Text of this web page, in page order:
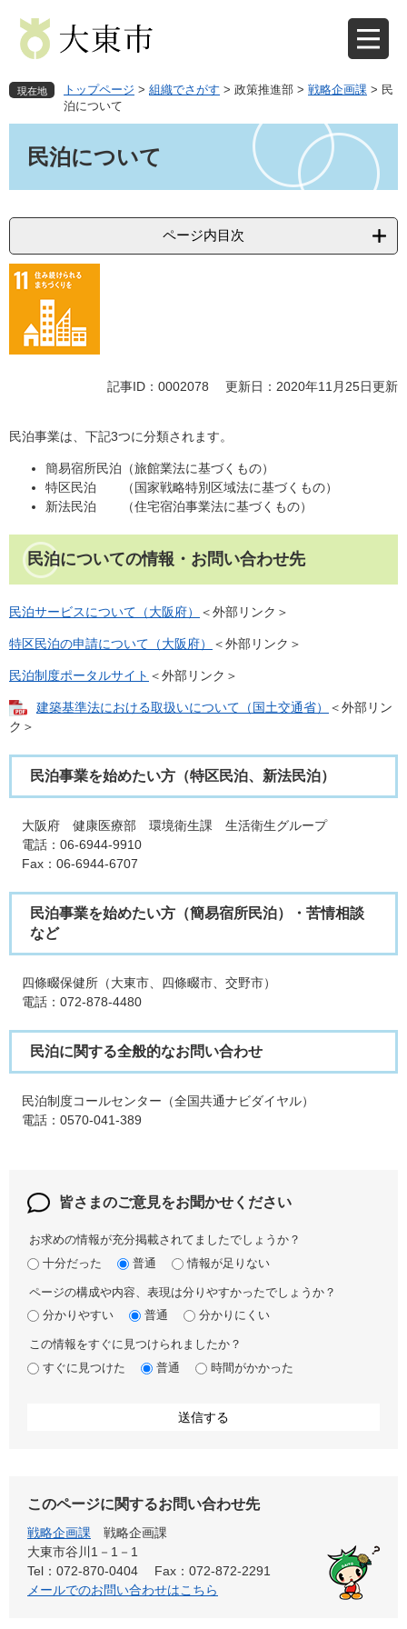
先
で
を
ば
へ
現在地 トップページ > 組織でさがす > 政策推進部 > 戦略企画課 > 民
泊について
民泊について
ページ内目次
記事ID：0002078 更新日：2020年11月25日更新
民泊事業は、下記3つに分類されます。
簡易宿所民泊（旅館業法に基づくもの）
特区民泊 （国家戦略特別区域法に基づくもの）
新法民泊 （住宅宿泊事業法に基づくもの）
民泊についての情報・お問い合わせ先
民泊サービスについて（大阪府） ＜外部リンク＞
特区民泊の申請について（大阪府） ＜外部リンク＞
民泊制度ポータルサイト ＜外部リンク＞
建築基準法における取扱いについて（国土交通省）
＜外部リン
ク＞
民泊事業を始めたい方（特区民泊、新法民泊）
大阪府 健康医療部 環境衛生課 生活衛生グループ
電話：06-6944-9910
Fax：06-6944-6707
民泊事業を始めたい方（簡易宿所民泊）・苦情相談
など
四條畷保健所（大東市、四條畷市、交野市）
電話：072-878-4480
民泊に関する全般的なお問い合わせ
民泊制度コールセンター（全国共通ナビダイヤル）
電話：0570-041-389
皆さまのご意見をお聞かせください
お求めの情報が充分掲載されてましたでしょうか？
十分だった
普通 情報が足りない
ページの構成や内容、表現は分りやすかったでしょうか？
分かりやすい
普通 分かりにくい
この情報をすぐに見つけられましたか？
すぐに見つけた
普通 時間がかかった
このページに関するお問い合わせ先
戦略企画課
戦略企画課
大東市谷川1－1－1
Tel：072-870-0404
Fax：072-872-2291
メールでのお問い合わせはこちら